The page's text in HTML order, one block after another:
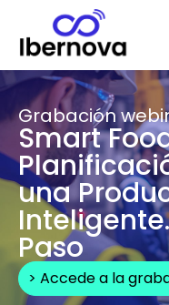
Grabación
Smart
una
Paso
> Accede a la